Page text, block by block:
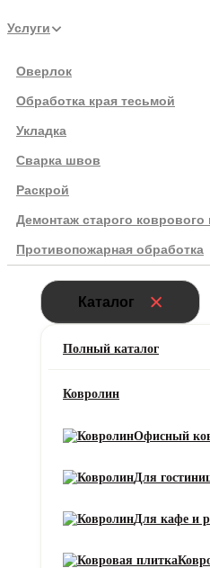
Услуги
Оверлок
Обработка края тесьмой
Укладка
Сварка швов
Раскрой
Демонтаж старого коврового
Противопожарная обработка
Каталог
Полный каталог
Ковролин
Офисный
Для
Для кафе и
Подбор коврового покрытия
Главная
Назад
Стоимость